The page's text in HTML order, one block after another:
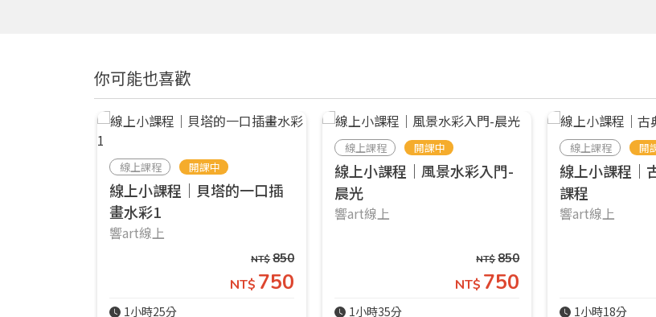
你可能也喜歡
線上課程 開課中
線上小課程｜貝塔的一口插
畫水彩1
響art線上
NT$850
NT$ 750
1小時25分
線上課程 開課中
線上小課程｜風景水彩入門-
晨光
響art線上
NT$850
NT$ 750
1小時35分
線上課程 開
線上小課程｜
課程
響art線上
1小時18分